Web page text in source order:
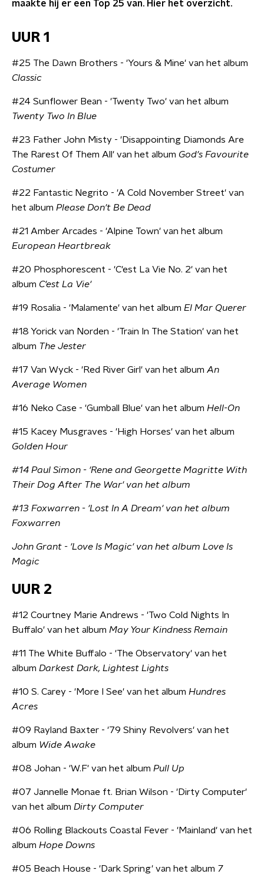
maakte hij er een Top 25 van. Hier het overzicht.
UUR 1
#25 The Dawn Brothers - 'Yours & Mine' van het album
Classic
#24 Sunflower Bean - 'Twenty Two' van het album
Twenty Two In Blue
#23 Father John Misty - 'Disappointing Diamonds Are
The Rarest Of Them All' van het album God's Favourite
Costumer
#22 Fantastic Negrito - 'A Cold November Street' van
het album Please Don't Be Dead
#21 Amber Arcades - 'Alpine Town' van het album
European Heartbreak
#20 Phosphorescent - 'C'est La Vie No. 2' van het
album C'est La Vie'
#19 Rosalia - 'Malamente' van het album El Mar Querer
#18 Yorick van Norden - 'Train In The Station' van het
album The Jester
#17 Van Wyck - 'Red River Girl' van het album An
Average Women
#16 Neko Case - 'Gumball Blue' van het album Hell-On
#15 Kacey Musgraves - 'High Horses' van het album
Golden Hour
#14 Paul Simon - 'Rene and Georgette Magritte With
Their Dog After The War' van het album
#13 Foxwarren - 'Lost In A Dream' van het album
Foxwarren
John Grant - 'Love Is Magic' van het album Love Is
Magic
UUR 2
#12 Courtney Marie Andrews - 'Two Cold Nights In
Buffalo' van het album May Your Kindness Remain
#11 The White Buffalo - 'The Observatory' van het
album Darkest Dark, Lightest Lights
#10 S. Carey - 'More I See' van het album Hundres
Acres
#09 Rayland Baxter - '79 Shiny Revolvers' van het
album Wide Awake
#08 Johan - 'W.F' van het album Pull Up
#07 Jannelle Monae ft. Brian Wilson - 'Dirty Computer'
van het album Dirty Computer
#06 Rolling Blackouts Coastal Fever - 'Mainland' van het
album Hope Downs
#05 Beach House - 'Dark Spring' van het album 7